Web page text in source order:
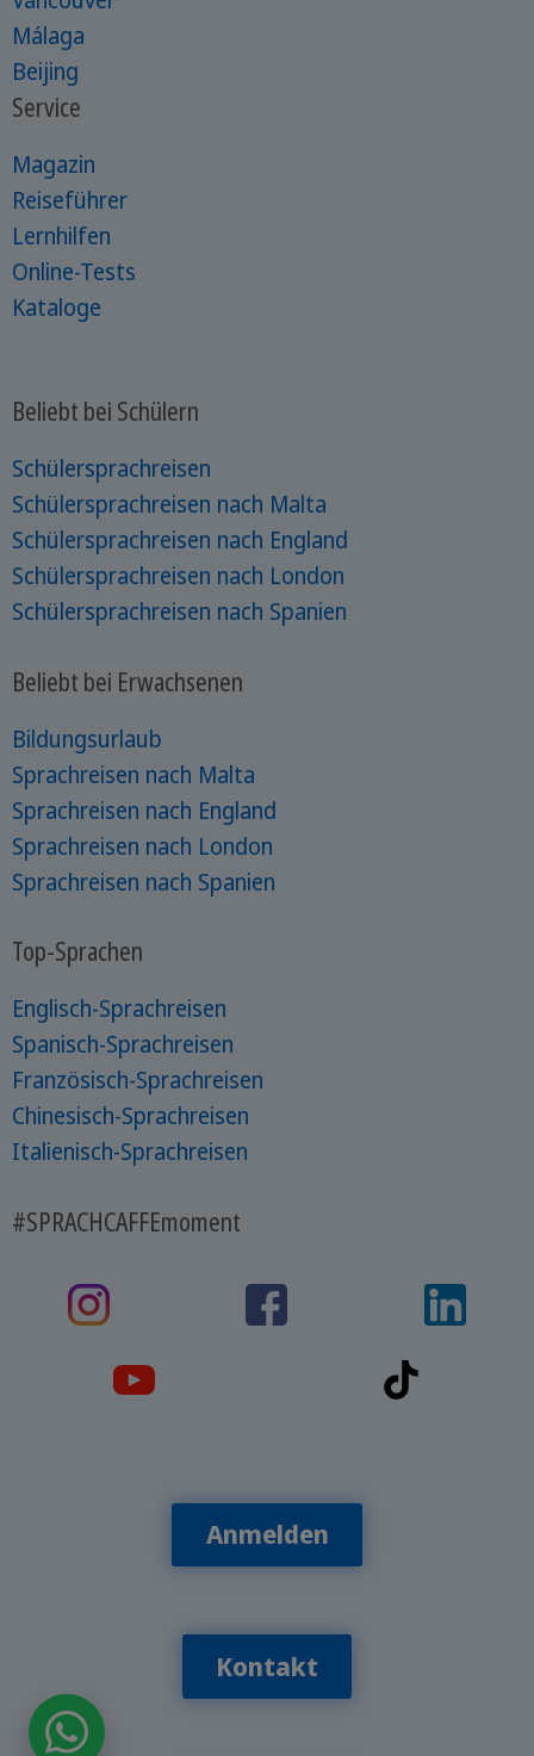
Málaga
Beijing
Service
Magazin
Reiseführer
Lernhilfen
Online-Tests
Kataloge
Beliebt bei Schülern
Schülersprachreisen
Schülersprachreisen nach Malta
Schülersprachreisen nach England
Schülersprachreisen nach London
Schülersprachreisen nach Spanien
Beliebt bei Erwachsenen
Bildungsurlaub
Sprachreisen nach Malta
Sprachreisen nach England
Sprachreisen nach London
Sprachreisen nach Spanien
Top-Sprachen
Englisch-Sprachreisen
Spanisch-Sprachreisen
Französisch-Sprachreisen
Chinesisch-Sprachreisen
Italienisch-Sprachreisen
#SPRACHCAFFEmoment
Anmelden
Kontakt